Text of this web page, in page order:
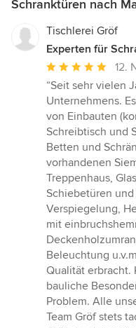
Schranktüren nach
Tischlerei Gröf
Experten für
Durchschnittliche
Bewertung:
5
von
5
Sternen
12.
“Seit sehr vielen
Unternehmens.
von Einbauten
Schreibtisch und
Betten und
vorhandenen
Treppenhaus,
Schiebetüren
Verspiegelung,
mit
Beleuchtung
Qualität erbracht.
bauliche
Problem. Alle
Team Gröf stets